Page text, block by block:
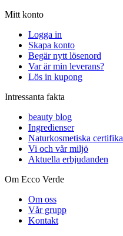
Mitt konto
Logga in
Skapa konto
Begär nytt lösenord
Var är min leverans?
Lös in kupong
Intressanta fakta
beauty blog
Ingredienser
Naturkosmetiska
Vi och vår miljö
Aktuella erbjudanden
Om Ecco Verde
Om oss
Vår grupp
Kontakt